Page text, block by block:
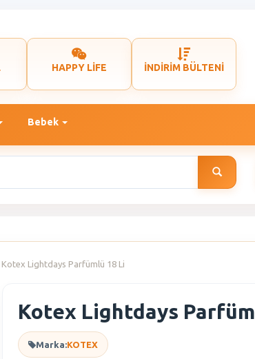
HAPPY LİFE İNDİRİM BÜLTENİ
Bebek
Kotex Lightdays Parfümlü 18 Li
Kotex Lightdays
Marka:KOTEX